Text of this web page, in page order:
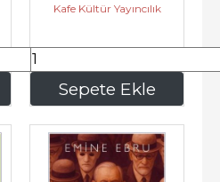
Sepete Ekle
Kafe Kültür Yayıncılık
150,00